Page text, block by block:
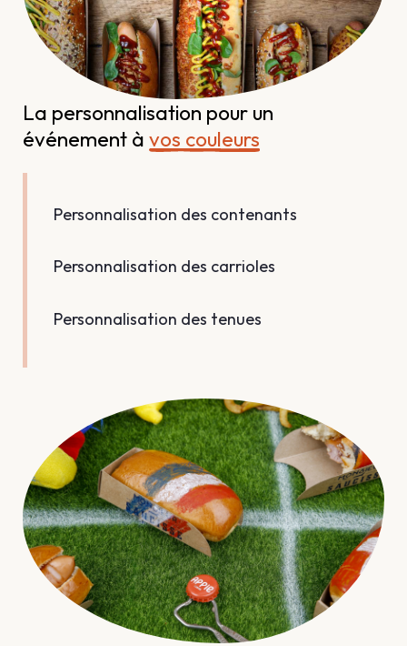
La personnalisation pour un
événement à vos couleurs
Personnalisation des contenants
Personnalisation des carrioles
Personnalisation des tenues